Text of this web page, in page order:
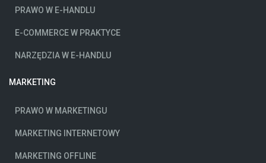
PRAWO W E-HANDLU
E-COMMERCE W PRAKTYCE
NARZĘDZIA W E-HANDLU
MARKETING
PRAWO W MARKETINGU
MARKETING INTERNETOWY
MARKETING OFFLINE